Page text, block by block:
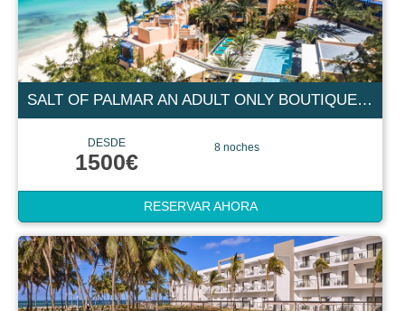
SALT OF PALMAR AN ADULT ONLY BOUTIQUE HOTEL MAURITIUS 5 ESTRELLAS
DESDE
1500€
8 noches
RESERVAR AHORA